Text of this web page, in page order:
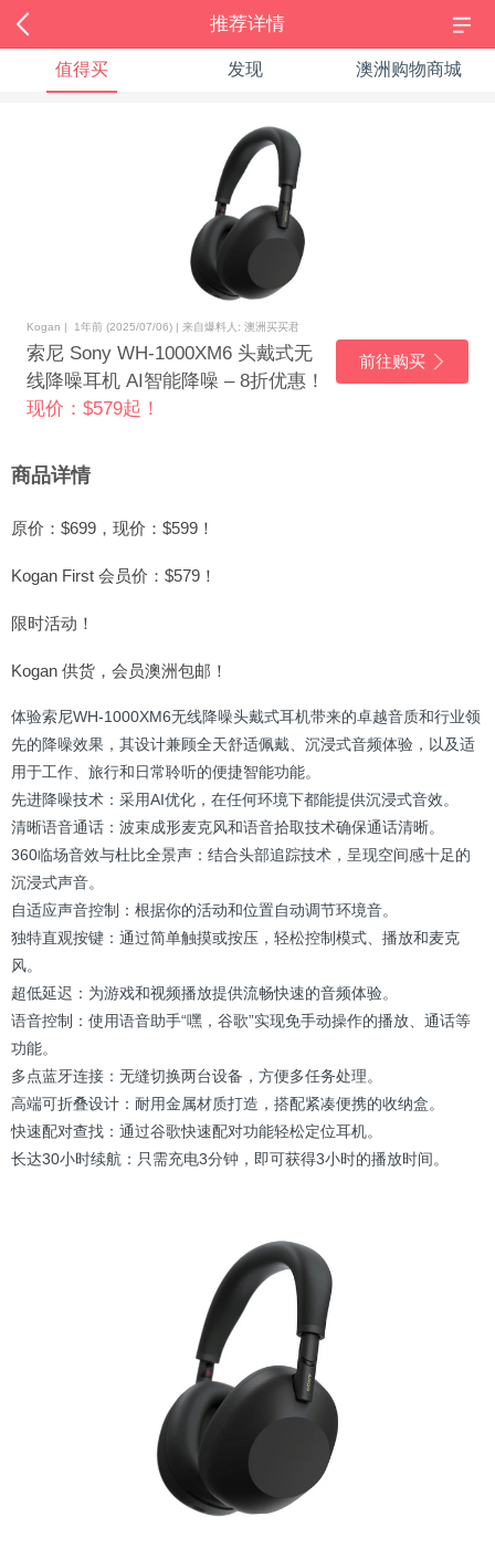
推荐详情
值得买 发现 澳洲购物商城
Kogan | 1年前 (2025/07/06) | 来自爆料人: 澳洲买买君
索尼 Sony WH-1000XM6 头戴式无
线降噪耳机 AI智能降噪 – 8折优惠！
现价：$579起！
前往购买
商品详情
原价：$699，现价：$599！
Kogan First 会员价：$579！
限时活动！
Kogan 供货，会员澳洲包邮！
体验索尼WH-1000XM6无线降噪头戴式耳机带来的卓越音质和行业领
先的降噪效果，其设计兼顾全天舒适佩戴、沉浸式音频体验，以及适
用于工作、旅行和日常聆听的便捷智能功能。
先进降噪技术：采用AI优化，在任何环境下都能提供沉浸式音效。
清晰语音通话：波束成形麦克风和语音拾取技术确保通话清晰。
360临场音效与杜比全景声：结合头部追踪技术，呈现空间感十足的
沉浸式声音。
自适应声音控制：根据你的活动和位置自动调节环境音。
独特直观按键：通过简单触摸或按压，轻松控制模式、播放和麦克
风。
超低延迟：为游戏和视频播放提供流畅快速的音频体验。
语音控制：使用语音助手“嘿，谷歌”实现免手动操作的播放、通话等
功能。
多点蓝牙连接：无缝切换两台设备，方便多任务处理。
高端可折叠设计：耐用金属材质打造，搭配紧凑便携的收纳盒。
快速配对查找：通过谷歌快速配对功能轻松定位耳机。
长达30小时续航：只需充电3分钟，即可获得3小时的播放时间。